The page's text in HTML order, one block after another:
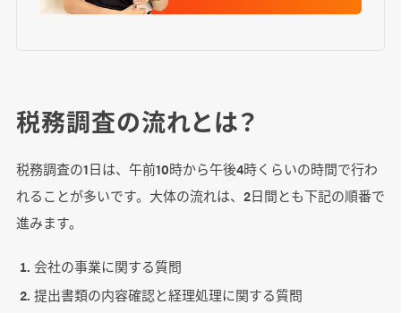
税務調査の流れとは？
税務調査の1日は、午前10時から午後4時くらいの時間で行わ
れることが多いです。大体の流れは、2日間とも下記の順番で
進みます。
会社の事業に関する質問
提出書類の内容確認と経理処理に関する質問